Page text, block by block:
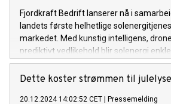
Fjordkraft Bedrift lanserer nå i
landets første helhetlige
markedet. Med kunstig intelligens,
prediktivt vedlikehold blir solenergi
tilgjengelig helt uten investering i eget
Dette koster strømmen til
20.12.2024 14:02:52 CET Pressemelding